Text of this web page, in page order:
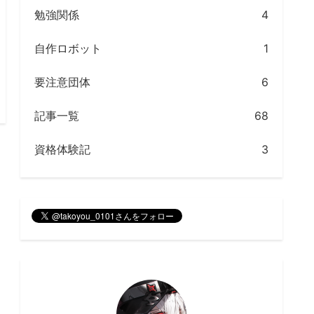
勉強関係 4
自作ロボット 1
要注意団体 6
記事一覧 68
資格体験記 3